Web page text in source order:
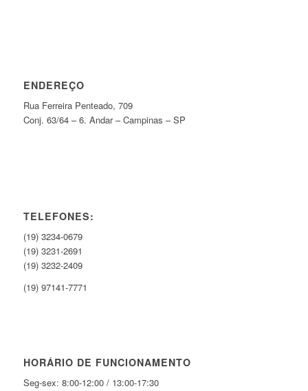
ENDEREÇO
Rua Ferreira Penteado, 709
Conj. 63/64 – 6. Andar – Campinas – SP
TELEFONES:
(19) 3234-0679
(19) 3231-2691
(19) 3232-2409
(19) 97141-7771
HORÁRIO DE FUNCIONAMENTO
Seg-sex: 8:00-12:00 / 13:00-17:30